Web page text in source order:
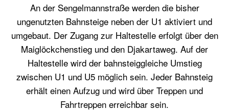
An der Sengelmannstraße werden die bisher
ungenutzten Bahnsteige neben der U1 aktiviert und
umgebaut. Der Zugang zur Haltestelle erfolgt über den
Maiglöckchenstieg und den Djakartaweg. Auf der
Haltestelle wird der bahnsteiggleiche Umstieg
zwischen U1 und U5 möglich sein. Jeder Bahnsteig
erhält einen Aufzug und wird über Treppen und
Fahrtreppen erreichbar sein.